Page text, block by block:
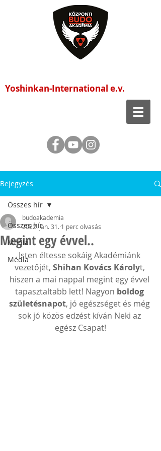
Yoshinkan-International e.v.
Bejegyzés
Összes hír
Média
Média
Összes hír
Megint egy évvel..
budoakademia
2022. jan. 31. 1 perc olvasás
Isten éltesse sokáig Akadémiánk
vezetőjét, Shihan Kovács Károlyt,
hiszen a mai nappal megint egy évvel
tapasztaltabb lett! Nagyon boldog
születésnapot, jó egészséget és még
sok jó közös edzést kíván Neki az
egész Csapat!